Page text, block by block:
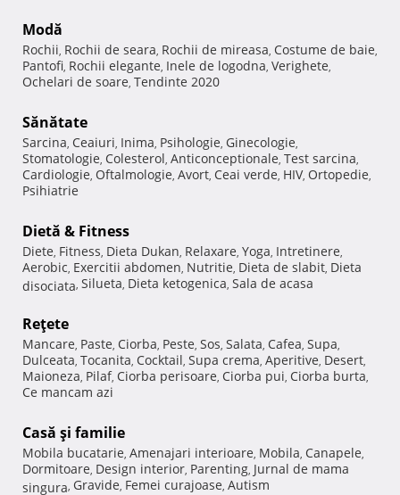
Modă
Rochii, Rochii de seara, Rochii de mireasa, Costume de baie,
Pantofi, Rochii elegante, Inele de logodna, Verighete,
Ochelari de soare, Tendinte 2020
Sănătate
Sarcina, Ceaiuri, Inima, Psihologie, Ginecologie,
Stomatologie, Colesterol, Anticonceptionale, Test sarcina,
Cardiologie, Oftalmologie, Avort, Ceai verde, HIV, Ortopedie,
Psihiatrie
Dietă & Fitness
Diete, Fitness, Dieta Dukan, Relaxare, Yoga, Intretinere,
Aerobic, Exercitii abdomen, Nutritie, Dieta de slabit, Dieta
disociata, Silueta, Dieta ketogenica, Sala de acasa
Reţete
Mancare, Paste, Ciorba, Peste, Sos, Salata, Cafea, Supa,
Dulceata, Tocanita, Cocktail, Supa crema, Aperitive, Desert,
Maioneza, Pilaf, Ciorba perisoare, Ciorba pui, Ciorba burta,
Ce mancam azi
Casă şi familie
Mobila bucatarie, Amenajari interioare, Mobila, Canapele,
Dormitoare, Design interior, Parenting, Jurnal de mama
singura, Gravide, Femei curajoase, Autism